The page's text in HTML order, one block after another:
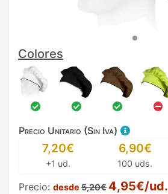
Colores
Precio Unitario (Sin Iva)
7,20€
+1 ud.
6,90€
100 uds.
Precio: desde 5,20€ 4,95€/ud.